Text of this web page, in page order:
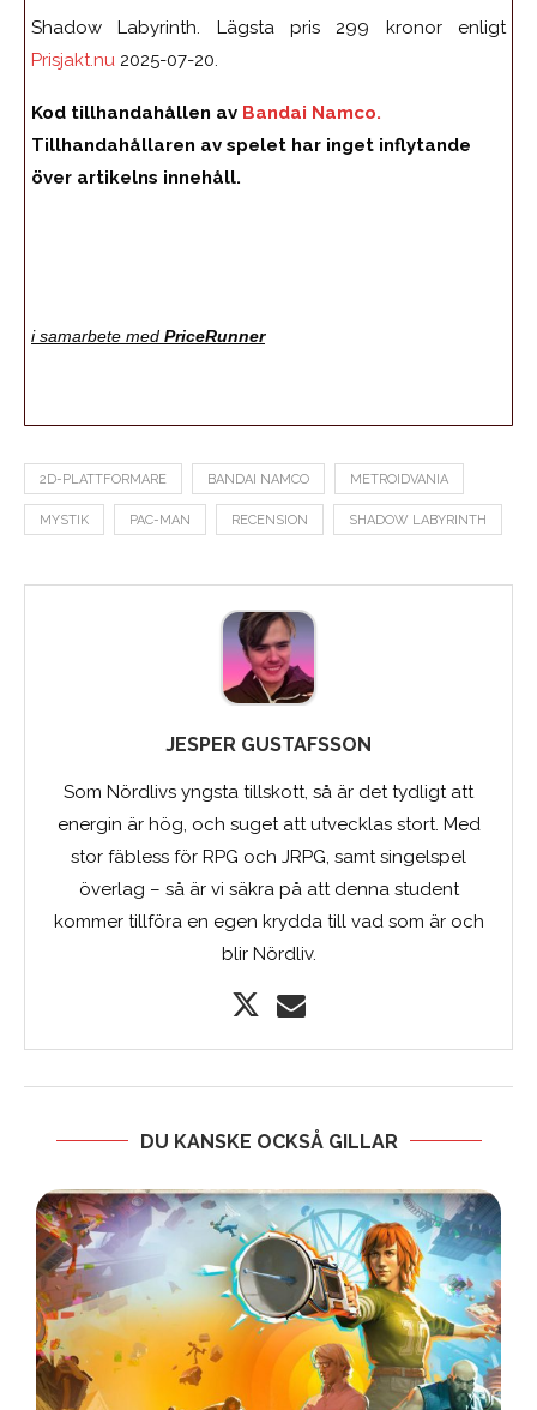
Shadow Labyrinth. Lägsta pris 299 kronor enligt
Prisjakt.nu 2025-07-20.
Kod tillhandahållen av Bandai Namco.
Tillhandahållaren av spelet har inget inflytande
över artikelns innehåll.
i samarbete med PriceRunner
2D-PLATTFORMARE BANDAI NAMCO METROIDVANIA
MYSTIK PAC-MAN RECENSION SHADOW LABYRINTH
JESPER GUSTAFSSON
Som Nördlivs yngsta tillskott, så är det tydligt att
energin är hög, och suget att utvecklas stort. Med
stor fäbless för RPG och JRPG, samt singelspel
överlag – så är vi säkra på att denna student
kommer tillföra en egen krydda till vad som är och
blir Nördliv.
DU KANSKE OCKSÅ GILLAR